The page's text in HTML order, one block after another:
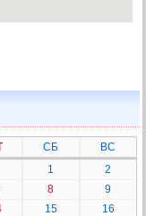
СБ
ВС
1
2
8
9
15
16